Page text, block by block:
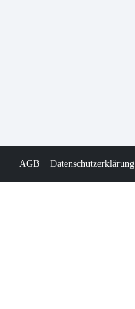
AGB Datenschutzerklärung